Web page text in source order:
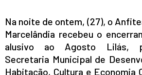
Na noite de ontem, (27), o
Marcelândia recebeu o
alusivo ao Agosto Lilás,
Secretaria Municipal de
Habitação, Cultura e Economia